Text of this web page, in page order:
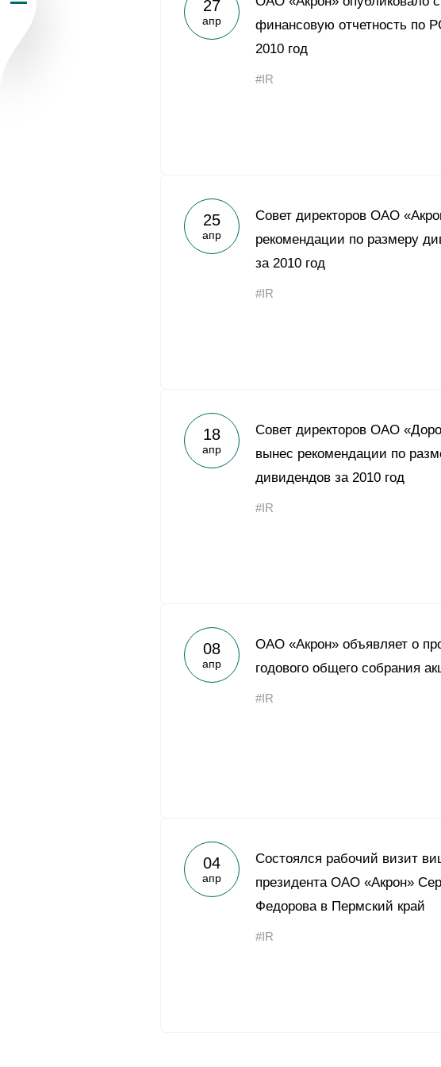
Пресс-центр
Карьера
27
апр
финансовую отчетность по
2010 год
#IR
25
апр
Совет директоров ОАО
рекомендации по размеру
за 2010 год
#IR
18
апр
Совет директоров ОАО
вынес рекомендации по
дивидендов за 2010 год
#IR
08
апр
ОАО «Акрон» объявляет о
годового общего собрания
#IR
04
апр
Cостоялся рабочий визит
президента ОАО «Акрон»
Федорова в Пермский край
#IR